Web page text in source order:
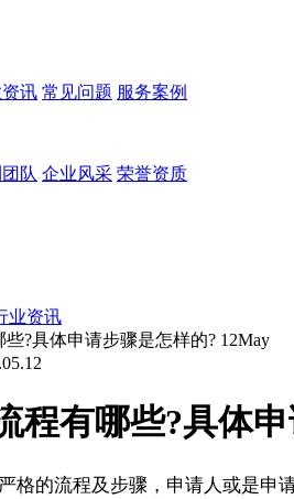
讯 常见问题 服务案例
队 企业风采 荣誉资质
业资讯
12May
程有哪些?具体
的流程及步骤，申请人或是申请